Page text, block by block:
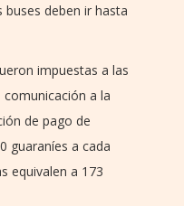
buses deben ir hasta
impuestas a las
a la
de pago de
guaraníes a cada
equivalen a 173